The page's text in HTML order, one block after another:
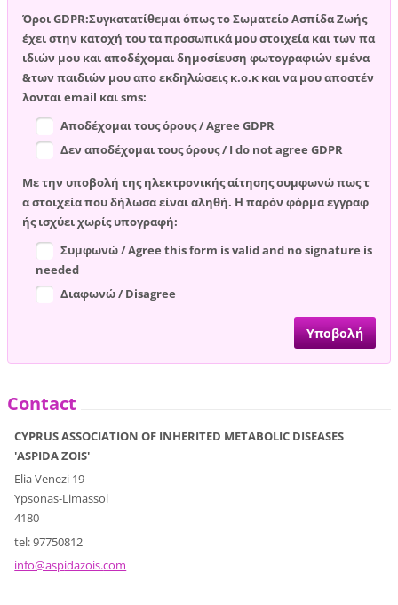
Όροι GDPR:Συγκατατίθεμαι όπως το Σωματείο Ασπίδα Ζωής
έχει στην κατοχή του τα προσωπικά μου στοιχεία και των πα
ιδιών μου και αποδέχομαι δημοσίευση φωτογραφιών εμένα
&των παιδιών μου απο εκδηλώσεις κ.ο.κ και να μου αποστέν
λονται email και sms:
Αποδέχομαι τους όρους / Agree GDPR
Δεν αποδέχομαι τους όρους / I do not agree GDPR
Με την υποβολή της ηλεκτρονικής αίτησης συμφωνώ πως τ
α στοιχεία που δήλωσα είναι αληθή. Η παρόν φόρμα εγγραφ
ής ισχύει χωρίς υπογραφή:
Συμφωνώ / Agree this form is valid and no signature is
needed
Διαφωνώ / Disagree
Contact
CYPRUS ASSOCIATION OF INHERITED METABOLIC DISEASES
'ASPIDA ZOIS'
Elia Venezi 19
Ypsonas-Limassol
4180
tel: 97750812
info@aspidazois.com